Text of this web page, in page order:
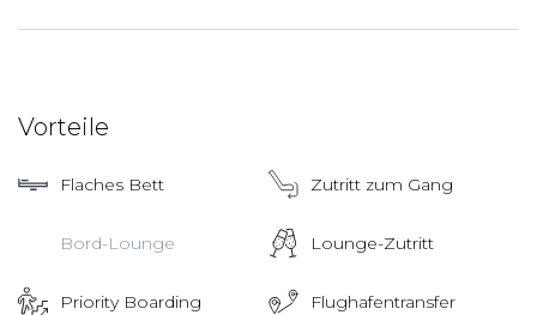
Vorteile
Flaches Bett Zutritt zum Gang
Bord-Lounge Lounge-Zutritt
Priority Boarding Flughafentransfer